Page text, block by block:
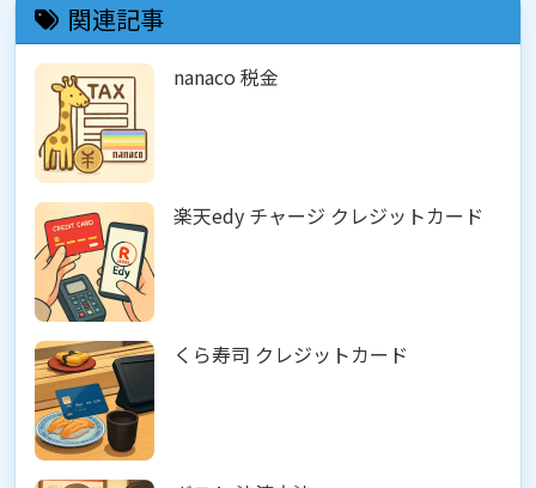
関連記事
nanaco 税金
楽天edy チャージ クレジットカード
くら寿司 クレジットカード